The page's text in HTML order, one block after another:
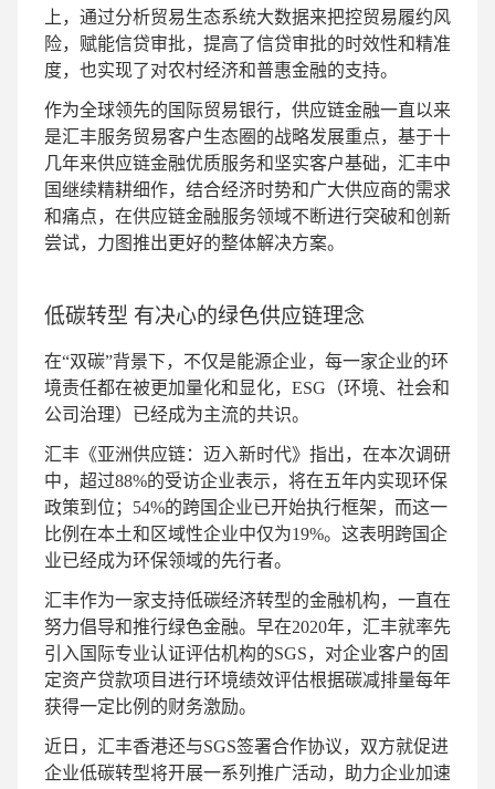
上，通过分析贸易生态系统大数据来把控贸易履约风
险，赋能信贷审批，提高了信贷审批的时效性和精准
度，也实现了对农村经济和普惠金融的支持。
作为全球领先的国际贸易银行，供应链金融一直以来
是汇丰服务贸易客户生态圈的战略发展重点，基于十
几年来供应链金融优质服务和坚实客户基础，汇丰中
国继续精耕细作，结合经济时势和广大供应商的需求
和痛点，在供应链金融服务领域不断进行突破和创新
尝试，力图推出更好的整体解决方案。
低碳转型 有决心的绿色供应链理念
在“双碳”背景下，不仅是能源企业，每一家企业的环
境责任都在被更加量化和显化，ESG（环境、社会和
公司治理）已经成为主流的共识。
汇丰《亚洲供应链：迈入新时代》指出，在本次调研
中，超过88%的受访企业表示，将在五年内实现环保
政策到位；54%的跨国企业已开始执行框架，而这一
比例在本土和区域性企业中仅为19%。这表明跨国企
业已经成为环保领域的先行者。
汇丰作为一家支持低碳经济转型的金融机构，一直在
努力倡导和推行绿色金融。早在2020年，汇丰就率先
引入国际专业认证评估机构的SGS，对企业客户的固
定资产贷款项目进行环境绩效评估根据碳减排量每年
获得一定比例的财务激励。
近日，汇丰香港还与SGS签署合作协议，双方就促进
企业低碳转型将开展一系列推广活动，助力企业加速